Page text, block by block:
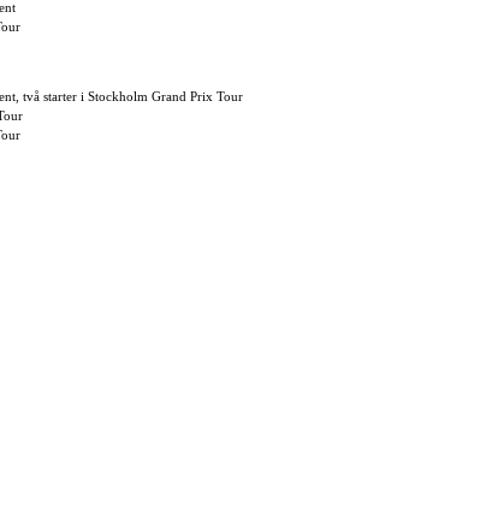
två starter i Stockholm Grand Prix Tour